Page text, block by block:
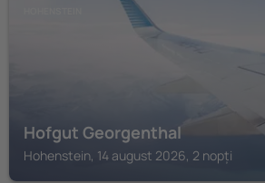
Hofgut Georgenthal
Hohenstein, 14 august 2026, 2 nopți